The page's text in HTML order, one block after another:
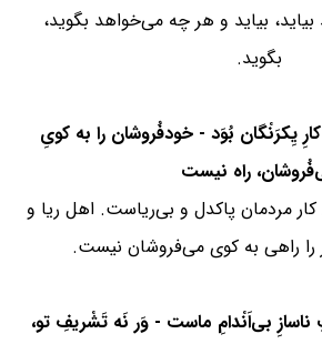
بیاید و هر چه می‌خواهد بگوید،
بگوید.
کارِ یِکرَنْگان بُوَد - خودفُروشان را به کویِ
راه نیست
کار مردمان پاکدل و بی‌ریاست. اهل ریا و
را راهی به کوی می‌فروشان نیست.
بی‌اَنْدامِ ماست - وَر نَه تَشْریفِ تو،